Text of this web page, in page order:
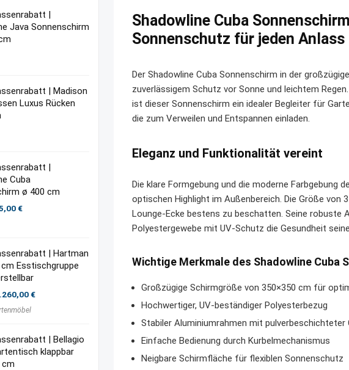
Shadowline Cuba
Sonnenschutz für jeden Anlass
Der Shadowline Cuba Sonnenschirm in der
zuverlässigem Schutz vor Sonne und leichtem
ist dieser Sonnenschirm ein idealer Begleiter für
die zum Verweilen und Entspannen einladen.
Eleganz und Funktionalität vereint
Die klare Formgebung und die moderne Farbgebung
optischen Highlight im Außenbereich. Die Größe von
Lounge-Ecke bestens zu beschatten. Seine
Polyestergewebe mit UV-Schutz die Gesundheit
Wichtige Merkmale des Shadowline Cuba
Großzügige Schirmgröße von 350×350 cm für
Hochwertiger, UV-beständiger Polyesterbezug
Stabiler Aluminiumrahmen mit pulverbeschichteter
Einfache Bedienung durch Kurbelmechanismus
Neigbare Schirmfläche für flexiblen Sonnenschutz
|
Java Sonnenschirm
| Madison
Luxus Rücken
|
Cuba
ø 400 cm
€Aktueller
| Hartman
Esstischgruppe
€Aktueller
| Bellagio
klappbar
cm